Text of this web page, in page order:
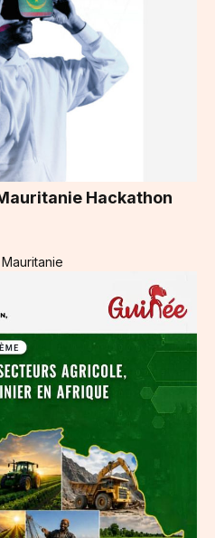
Hackathon